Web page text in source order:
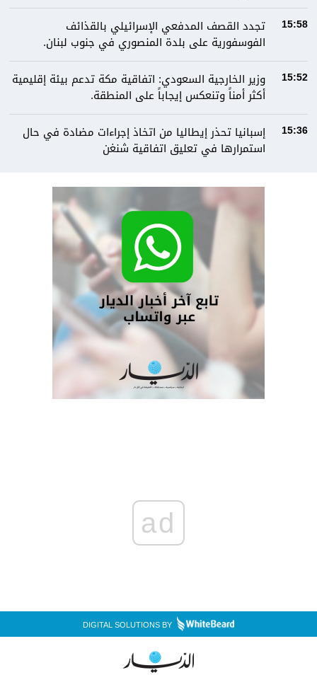
15:58
تجدد القصف المدفعي الإسرائيلي بالقذائف
الفوسفورية على بلدة المنصوري في جنوب لبنان.
15:52
وزير الخارجية السعودي: اتفاقية مكة تدعم بيئة إقليمية
أكثر أمناً وتنعكس إيجاباً على المنطقة.
15:36
إسبانيا تحذر إيطاليا من اتخاذ إجراءات مضادة في حال
استمرارها في تعليق اتفاقية شنغن
ad
DIGITAL SOLUTIONS BY